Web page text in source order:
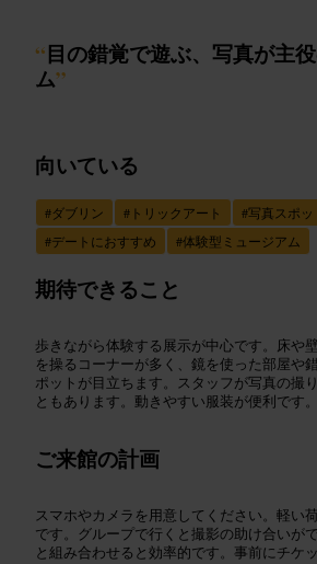
“目の錯覚で遊ぶ、写真が主
ム”
向いている
#ダブリン # トリックアート #写真スポッ
#デートにおすすめ #体験型ミュージアム
期待できること
歩きながら体験する展示が中心です。床や
を操るコーナーが多く、鏡を使った部屋や
ポットが目立ちます。スタッフが写真の撮
ともあります。動きやすい服装が便利です。
ご来館の計画
スマホやカメラを用意してください。軽い
です。グループで行くと撮影の助け合いが
と組み合わせると効率的です。事前にチケ